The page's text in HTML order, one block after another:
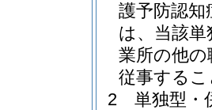
護予防認知
は、当該単
業所の他
従事する
2
単独型・